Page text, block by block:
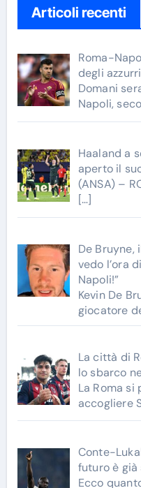
Articoli recenti
Roma-
degli
Domani
Napoli,
Haaland a
aperto il
(ANSA) –
[…]
De Bruyne,
vedo l’ora
Napoli!”
Kevin De
giocatore
La città di
lo sbarco
La Roma si
accogliere
Conte-
futuro è
Ecco